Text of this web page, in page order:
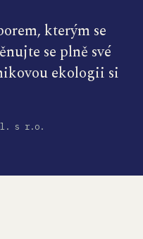
kterým se
se plně své
ekologii si
s r.o.